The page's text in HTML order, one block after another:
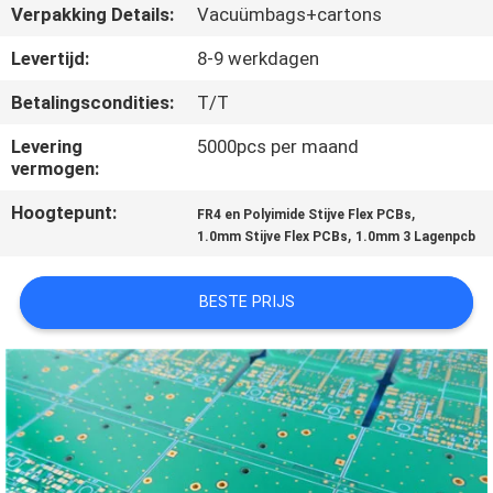
KWALITEITSCONTROLE
CONTACT
MET
NIEUWS
GEVALLEN
SITEMAP
Verpakking Details:
Vacuümbags+cartons
Levertijd:
8-9 werkdagen
Betalingscondities:
T/T
Levering
vermogen:
5000pcs per maand
Hoogtepunt: FR4 en Polyimide Stijve Flex PCBs,
1.0mm Stijve Flex PCBs, 1.0mm 3 Lagenpcb
BESTE PRIJS